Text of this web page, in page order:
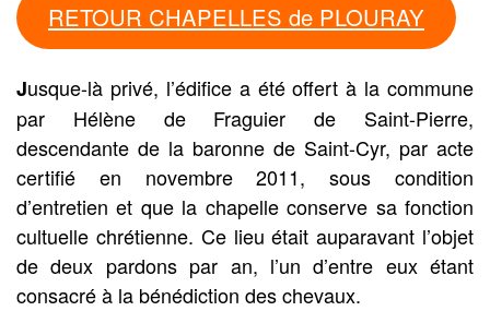
RETOUR CHAPELLES de PLOURAY
Jusque-là privé, l’édifice a été offert à la commune
par Hélène de Fraguier de Saint-Pierre,
descendante de la baronne de Saint-Cyr, par acte
certifié en novembre 2011, sous condition
d’entretien et que la chapelle conserve sa fonction
cultuelle chrétienne. Ce lieu était auparavant l’objet
de deux pardons par an, l’un d’entre eux étant
consacré à la bénédiction des chevaux.